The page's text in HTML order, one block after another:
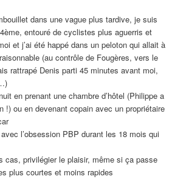
dans une vague plus tardive, je suis
entouré de cyclistes plus aguerris et
et j’ai été happé dans un peloton qui allait à
(au contrôle de Fougères, vers le
rattrapé Denis parti 45 minutes avant moi,
en prenant une chambre d’hôtel (Philippe a
!) ou en devenant copain avec un propriétaire
l’obsession PBP durant les 18 mois qui
cas, privilégier le plaisir, même si ça passe
plus courtes et moins rapides